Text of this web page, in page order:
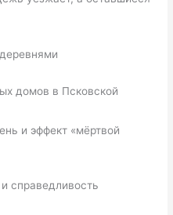
домов в Псковской
и эффект «мёртвой
справедливость